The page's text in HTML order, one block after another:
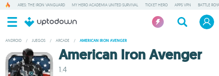
ARES: THE IRON VANGUARD MY HERO ACADEMIA UNITED SURVIVAL TICKET HERO APPS VPN BATTLE
ANDROID / JUEGOS / ARCADE / AMERICAN IRON AVENGER
American Iron Avenger
1.4